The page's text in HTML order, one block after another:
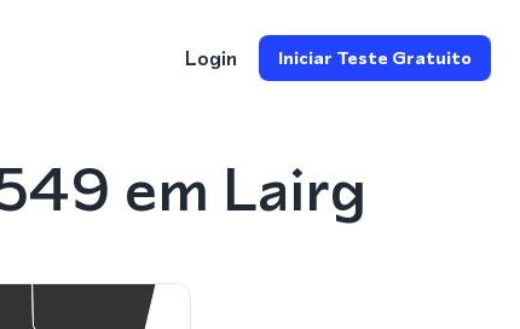
Login Iniciar Teste Gratuito
em Lairg